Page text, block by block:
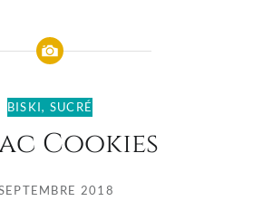
BISKI, SUCRÉ
Cookies
2018